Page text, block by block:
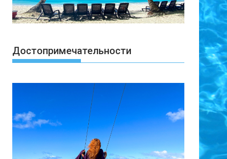
Достопримечательности